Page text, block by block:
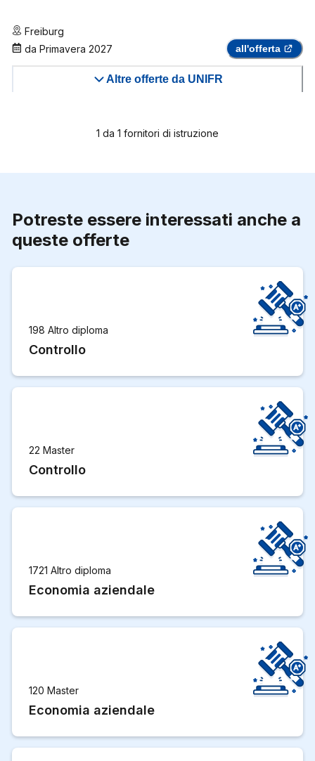
Freiburg
da Primavera 2027 all'offerta
Altre offerte da UNIFR
1 da 1 fornitori di istruzione
Potreste essere interessati anche a
queste offerte
198 Altro diploma
Controllo
22 Master
Controllo
1721 Altro diploma
Economia aziendale
120 Master
Economia aziendale